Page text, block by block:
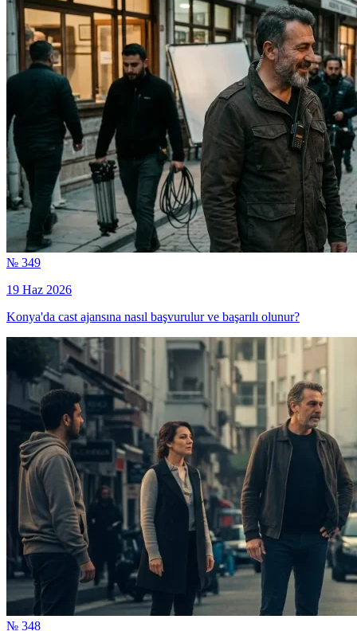
№ 349
19 Haz 2026
Konya'da cast ajansına nasıl başvurulur ve başarılı olunur?
№ 348